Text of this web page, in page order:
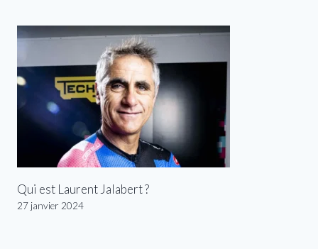
Qui est Laurent Jalabert ?
27 janvier 2024